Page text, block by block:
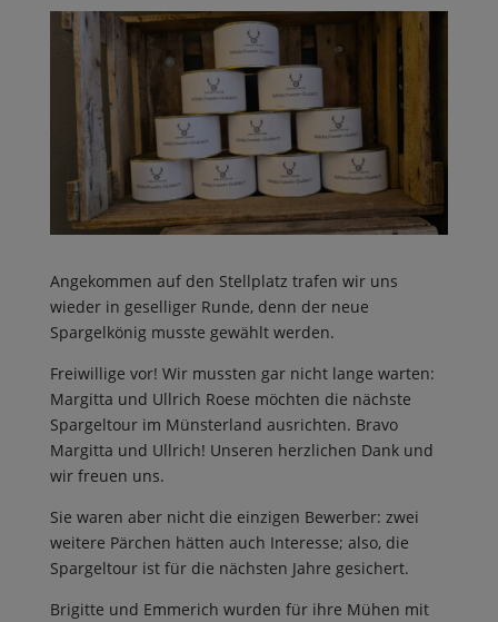
Angekommen auf den Stellplatz trafen wir uns
wieder in geselliger Runde, denn der neue
Spargelkönig musste gewählt werden.
Freiwillige vor! Wir mussten gar nicht lange warten:
Margitta und Ullrich Roese möchten die nächste
Spargeltour im Münsterland ausrichten. Bravo
Margitta und Ullrich! Unseren herzlichen Dank und
wir freuen uns.
Sie waren aber nicht die einzigen Bewerber: zwei
weitere Pärchen hätten auch Interesse; also, die
Spargeltour ist für die nächsten Jahre gesichert.
Brigitte und Emmerich wurden für ihre Mühen mit